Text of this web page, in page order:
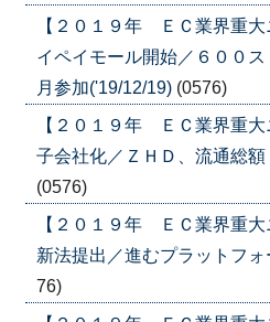
【２０１９年 ＥＣ業界重
イペイモール開始／６００
月参加('19/12/19) (0576)
【２０１９年 ＥＣ業界重
子会社化／ＺＨＤ、流通総
(0576)
【２０１９年 ＥＣ業界重
新法提出／進むプラットフ
76)